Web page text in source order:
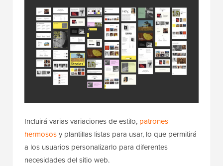
Incluirá varias variaciones de estilo, patrones
hermososy plantillas listas para usar, lo que permitirá
a los usuarios personalizarlo para diferentes
necesidades del sitio web.